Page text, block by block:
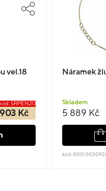
vel.18
SRPEN20
Kč
Náramek
Skladem
5 889 Kč
kód: